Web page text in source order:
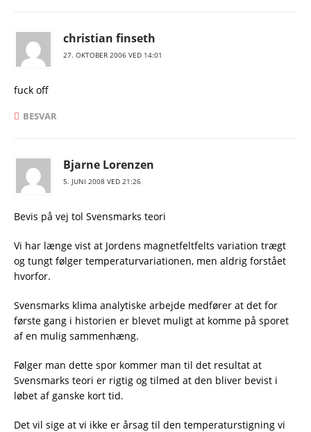
christian finseth
27. OKTOBER 2006 VED 14:01
fuck off
BESVAR
Bjarne Lorenzen
5. JUNI 2008 VED 21:26
Bevis på vej tol Svensmarks teori
Vi har længe vist at Jordens magnetfeltfelts variation trægt
og tungt følger temperaturvariationen, men aldrig forstået
hvorfor.
Svensmarks klima analytiske arbejde medfører at det for
første gang i historien er blevet muligt at komme på sporet
af en mulig sammenhæng.
Følger man dette spor kommer man til det resultat at
Svensmarks teori er rigtig og tilmed at den bliver bevist i
løbet af ganske kort tid.
Det vil sige at vi ikke er årsag til den temperaturstigning vi